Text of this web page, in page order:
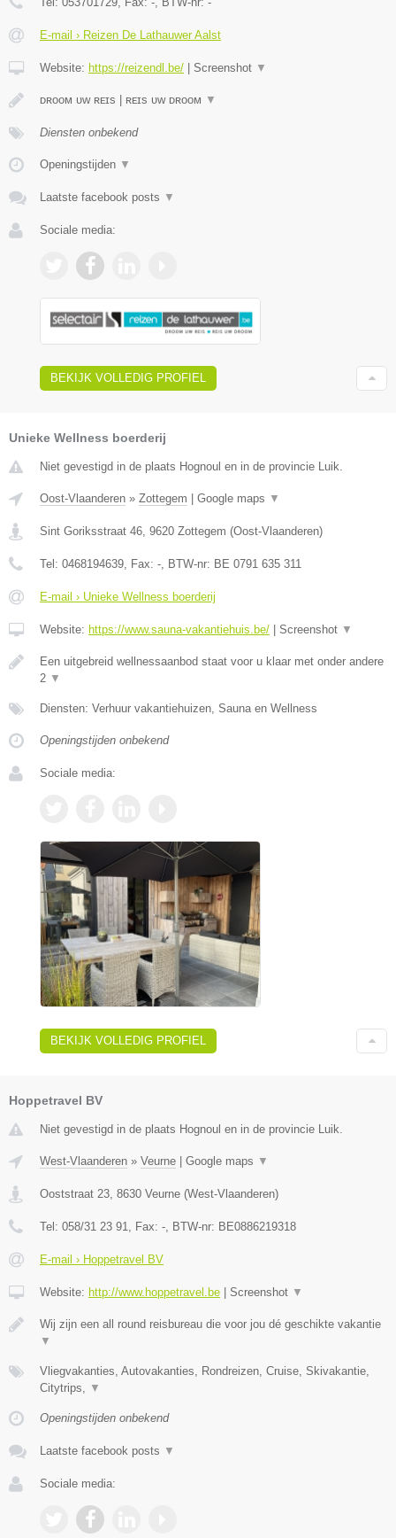
E-mail › Reizen De Lathauwer Aalst
Website: https://reizendl.be/ | Screenshot ▼
ᴅʀᴏᴏᴍ ᴜᴡ ʀᴇɪs | ʀᴇɪs ᴜᴡ ᴅʀᴏᴏᴍ ▼
Diensten onbekend
Openingstijden ▼
Laatste facebook posts ▼
Sociale media:
BEKIJK VOLLEDIG PROFIEL
Unieke Wellness boerderij
Niet gevestigd in de plaats Hognoul en in de provincie Luik.
Oost-Vlaanderen » Zottegem Google maps ▼
Sint Goriksstraat 46, 9620 Zottegem (Oost-Vlaanderen)
Tel: 0468194639, Fax: -, BTW-nr: BE 0791 635 311
E-mail › Unieke Wellness boerderij
Website: https://www.sauna-vakantiehuis.be/ Screenshot ▼
Een uitgebreid wellnessaanbod staat voor u klaar met onder andere
2 ▼
Diensten: Verhuur vakantiehuizen, Sauna en Wellness
Openingstijden onbekend
Sociale media:
BEKIJK VOLLEDIG PROFIEL
Hoppetravel BV
Niet gevestigd in de plaats Hognoul en in de provincie Luik.
West-Vlaanderen » Veurne | Google maps ▼
Ooststraat 23 8630 Veurne (West-Vlaanderen)
Tel: 058/31 23 91 , Fax: - , BTW-nr: BE0886219318
E-mail › Hoppetravel BV
Website: http://www.hoppetravel.be | Screenshot ▼
Wij zijn een all round reisbureau die voor jou dé geschikte vakantie
▼
Vliegvakanties, Autovakanties, Rondreizen, Cruise, Skivakantie,
Citytrips,
▼
Openingstijden onbekend
Laatste facebook posts ▼
Sociale media: